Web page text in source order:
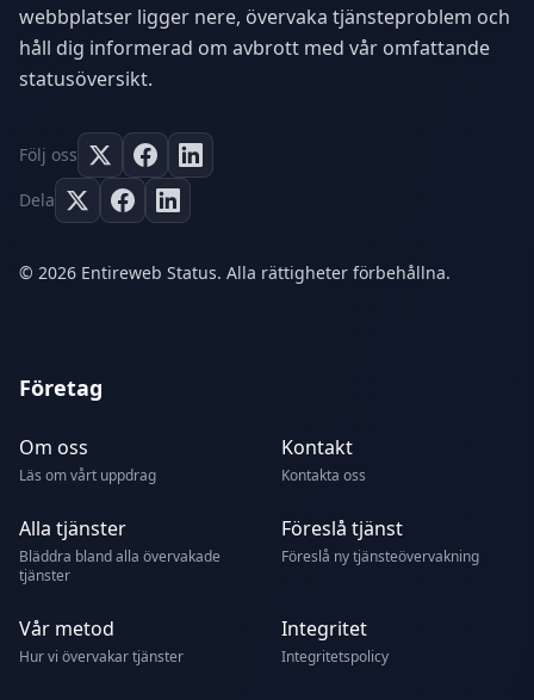
webbplatser ligger nere, övervaka tjänsteproblem och
håll dig informerad om avbrott med vår omfattande
statusöversikt.
Följ oss
Dela
© 2026 Entireweb Status. Alla rättigheter förbehållna.
Företag
Om oss
Läs om vårt uppdrag
Kontakt
Kontakta oss
Alla tjänster
Bläddra bland alla övervakade
tjänster
Föreslå tjänst
Föreslå ny tjänsteövervakning
Vår metod
Hur vi övervakar tjänster
Integritet
Integritetspolicy